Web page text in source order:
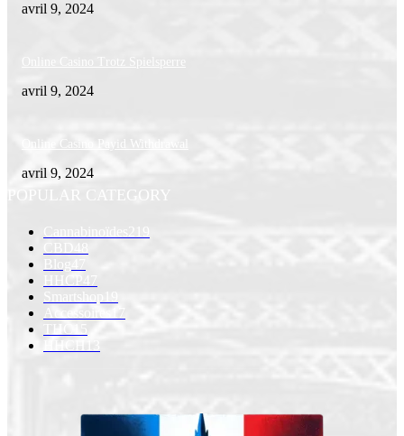
avril 9, 2024
Online Casino Trotz Spielsperre
avril 9, 2024
Online Casino Payid Withdrawal
avril 9, 2024
POPULAR CATEGORY
Cannabinoïdes 219
48
Blog
HHCP 47
Smartshop 19
Accessoires
17
THC
15